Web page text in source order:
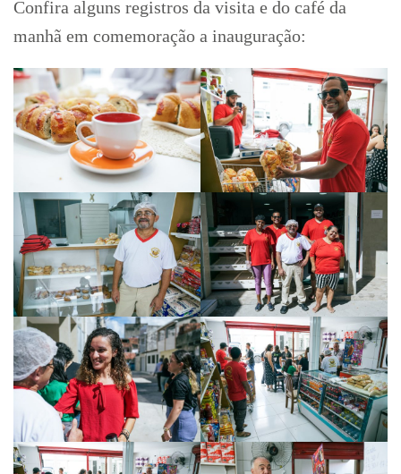
Confira alguns registros da visita e do café da
manhã em comemoração a inauguração: